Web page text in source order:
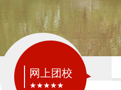
网上团校
★★★★★